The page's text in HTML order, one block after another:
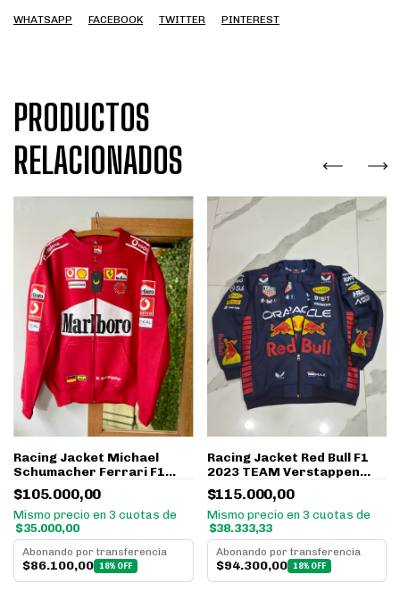
WHATSAPP FACEBOOK TWITTER PINTEREST
PRODUCTOS
RELACIONADOS
Racing Jacket Michael
Schumacher Ferrari F1
2004 Antiflama Retro
$105.000,00
Mismo precio en 3 cuotas de
$35.000,00
Abonando por transferencia
$86.100,00 18% OFF
Racing Jacket Red Bull F1
2023 TEAM Verstappen
Pérez Antiflama
$115.000,00
Mismo precio en 3 cuotas de
$38.333,33
Abonando por transferencia
$94.300,00 18% OFF